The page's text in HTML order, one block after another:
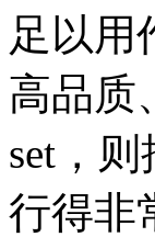
足以用
高品质
set，
行得非